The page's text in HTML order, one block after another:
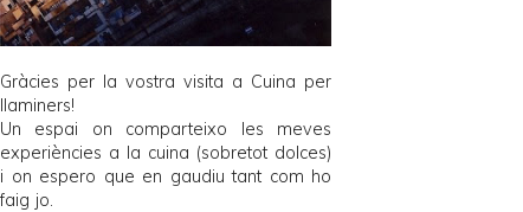
Gràcies per la vostra visita a Cuina per
llaminers!
Un espai on comparteixo les meves
experiències a la cuina (sobretot dolces)
i on espero que en gaudiu tant com ho
faig jo.